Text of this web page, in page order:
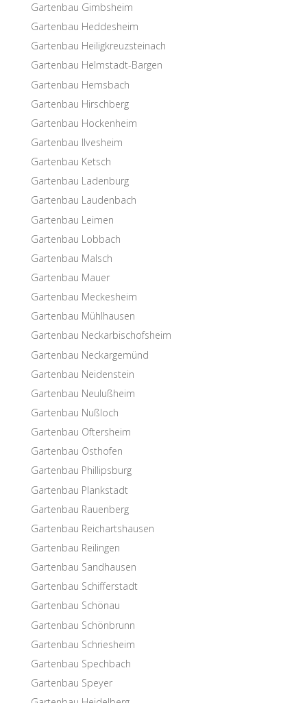
Garten­bau Gimbsheim
Garten­bau Heddesheim
Garten­bau Heiligkreuzsteinach
Garten­bau Helmstadt-Bargen
Garten­bau Hemsbach
Garten­bau Hirschberg
Garten­bau Hockenheim
Garten­bau Ilvesheim
Garten­bau Ketsch
Garten­bau Ladenburg
Garten­bau Laudenbach
Garten­bau Leimen
Garten­bau Lobbach
Garten­bau Malsch
Garten­bau Mauer
Garten­bau Meckesheim
Garten­bau Mühlhausen
Garten­bau Neckarbischofsheim
Garten­bau Neckargemünd
Garten­bau Neidenstein
Garten­bau Neulußheim
Garten­bau Nußloch
Garten­bau Oftersheim
Garten­bau Osthofen
Garten­bau Phillipsburg
Garten­bau Plankstadt
Garten­bau Rauenberg
Garten­bau Reichartshausen
Garten­bau Reilingen
Garten­bau Sandhausen
Garten­bau Schifferstadt
Garten­bau Schönau
Garten­bau Schönbrunn
Garten­bau Schriesheim
Garten­bau Spechbach
Garten­bau Speyer